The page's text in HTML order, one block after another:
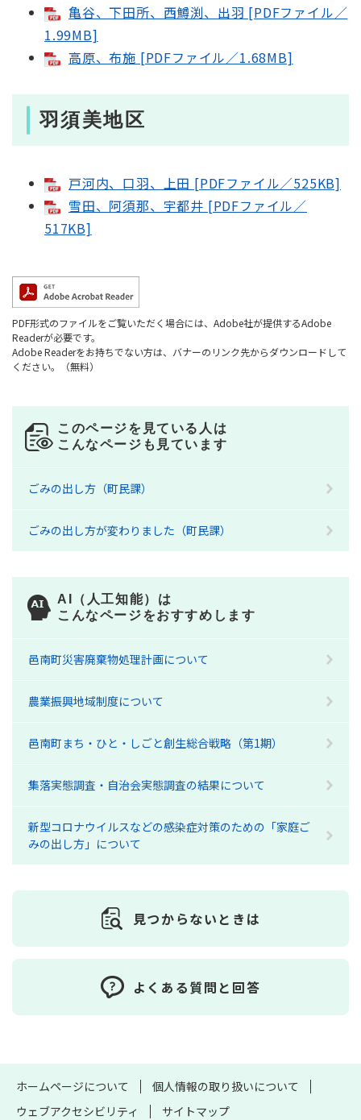
亀谷、下田所、西鱒渕、出羽 [PDFファイル／
1.99MB]
高原、布施 [PDFファイル／1.68MB]
羽須美地区
戸河内、口羽、上田 [PDFファイル／525KB]
雪田、阿須那、宇都井 [PDFファイル／
517KB]
PDF形式のファイルをご覧いただく場合には、Adobe社が提供するAdobe
Readerが必要です。
Adobe Readerをお持ちでない方は、バナーのリンク先からダウンロードして
ください。（無料）
このページを見ている人は
こんなページも見ています
ごみの出し方（町民課）
ごみの出し方が変わりました（町民課）
AI（人工知能）は
こんなページをおすすめします
邑南町災害廃棄物処理計画について
農業振興地域制度について
邑南町まち・ひと・しごと創生総合戦略（第1期）
集落実態調査・自治会実態調査の結果について
新型コロナウイルスなどの感染症対策のための「家庭ご
みの出し方」について
見つからないときは
よくある質問と回答
ホームページについて
個人情報の取り扱いについて
ウェブアクセシビリティ
サイトマップ